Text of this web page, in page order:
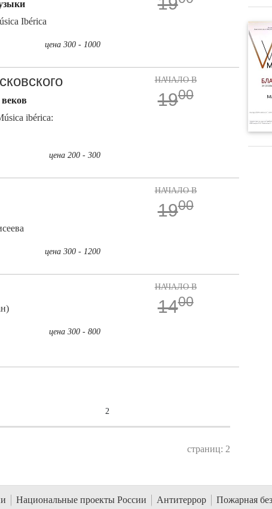
Ibérica
цена 300 - 1000
ibérica:
цена 200 - 300
НАЧАЛО В
1900
цена 300 - 1200
НАЧАЛО В
1900
цена 300 - 800
НАЧАЛО В
1400
2
страниц: 2
Национальные проекты России Антитеррор Пожарная